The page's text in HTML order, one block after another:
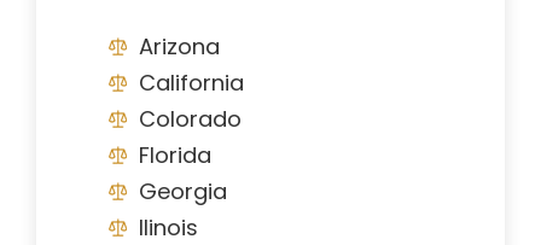
Arizona
California
Colorado
Florida
Georgia
Ilinois